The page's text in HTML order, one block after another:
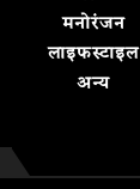
मनोरंजन
लाइफस्टाइल
अन्य